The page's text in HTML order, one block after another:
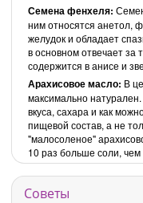
Семена фенхеля:
ним относятся анетол,
желудок и обладает
в основном отвечает за
содержится в анисе и
Арахисовое масло: В
максимально
вкуса, сахара и как
пищевой состав, а не
"малосоленое"
10 раз больше соли,
Советы